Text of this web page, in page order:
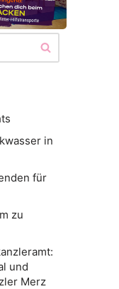
in
für
zu
und
Merz